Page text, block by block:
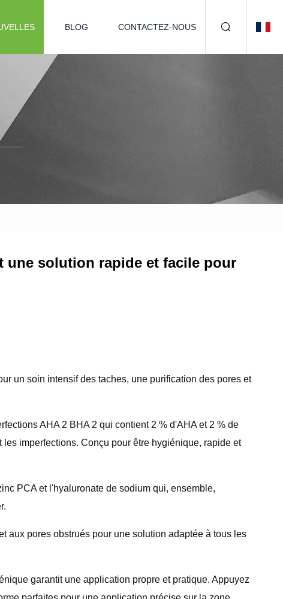
BLOG CONTACTEZ-NOUS
une solution rapide et facile pour
un soin intensif des taches, une purification des pores et
AHA 2 BHA 2 qui contient 2 % d'AHA et 2 % de
imperfections. Conçu pour être hygiénique, rapide et
PCA et l'hyaluronate de sodium qui, ensemble,
aux pores obstrués pour une solution adaptée à tous les
garantit une application propre et pratique. Appuyez